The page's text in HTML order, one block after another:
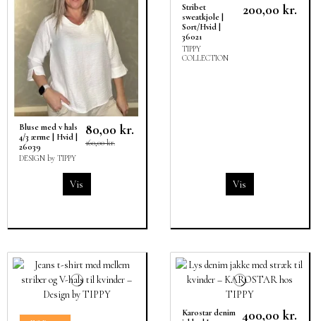
Bluse med v hals
4/3 ærme | Hvid |
26039
DESIGN by TIPPY
80,00 kr.
160,00 kr.
Vis
Stribet
sweatkjole |
Sort/Hvid |
36021
TIPPY
COLLECTION
200,00 kr.
Vis
Karostar denim 400,00 kr.